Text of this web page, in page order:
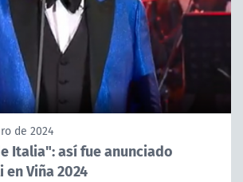
de 2024
Italia": así fue anunciado
Viña 2024